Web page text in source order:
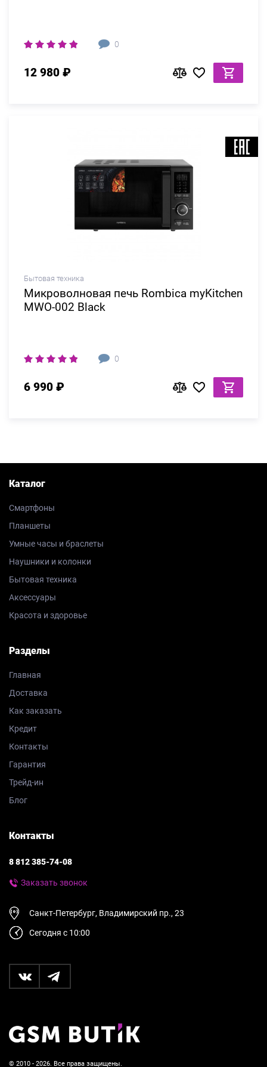
0
12 980 ₽
Бытовая техника
Микроволновая печь Rombica myKitchen
MWO-002 Black
0
6 990 ₽
© 2010 - 2026. Все права защищены.
Каталог
Смартфоны
Планшеты
Умные часы и браслеты
Наушники и колонки
Бытовая техника
Аксессуары
Красота и здоровье
Разделы
Главная
Доставка
Как заказать
Кредит
Контакты
Гарантия
Трейд-ин
Блог
Контакты
8 812 385-74-08
Заказать звонок
Санкт-Петербург, Владимирский пр., 23
Сегодня с 10:00